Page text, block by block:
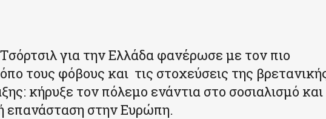
για την Ελλάδα φανέρωσε με τον πιο
τους φόβους και τις στοχεύσεις της
κήρυξε τον πόλεμο ενάντια στο σοσιαλισμό και
επανάσταση στην Ευρώπη.